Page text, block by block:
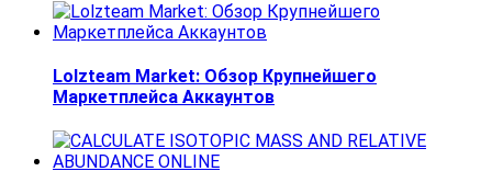
Lolzteam Market: Обзор Крупнейшего
Маркетплейса Аккаунтов